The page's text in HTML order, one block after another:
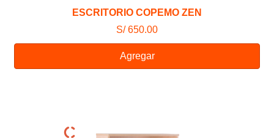
ESCRITORIO COPEMO ZEN
S/ 650.00
Agregar